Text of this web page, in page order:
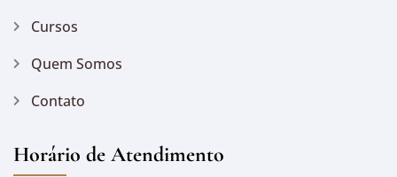
Cursos
Quem Somos
Contato
Horário de Atendimento